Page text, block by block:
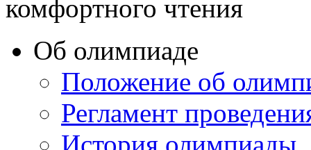
Об олимпиаде
Положение об
Регламент